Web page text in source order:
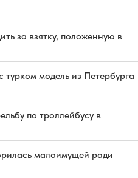
за взятку, положенную в
модель из Петербурга
по троллейбусу в
малоимущей ради